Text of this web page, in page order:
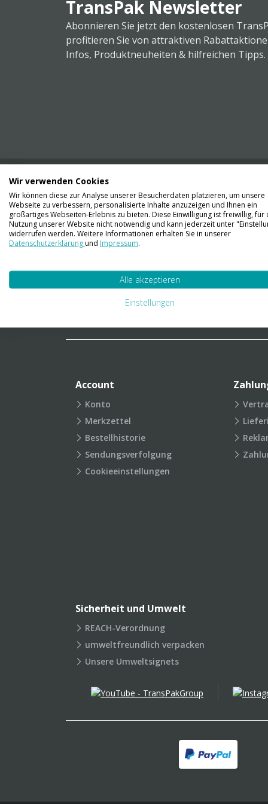
TransPak Newsletter
Abonnieren Sie jetzt den kostenlosen
profitieren Sie von attraktiven
Infos, Produktneuheiten & hilfreichen Tipps.
Kontaktieren Sie uns
061 711 73 56
Verpackungslexikon
FAQ
Account
Konto
Merkzettel
Bestellhistorie
Sendungsverfolgung
Cookieeinstellungen
Sicherheit und Umwelt
REACH-Verordnung
umweltfreundlich verpacken
Unsere Umweltsignets
Wir verwenden Cookies
Wir können diese zur Analyse unserer Besucherdaten platzieren, um unsere
Webseite zu verbessern, personalisierte Inhalte anzuzeigen und Ihnen ein
großartiges Webseiten-Erlebnis zu bieten. Diese Einwilligung ist freiwillig, für
Nutzung unserer Website nicht notwendig und kann jederzeit unter
widerrufen werden. Weitere Informationen erhalten Sie in unserer
Datenschutzerklärungund Impressum.
Alle akzeptieren
Einstellungen